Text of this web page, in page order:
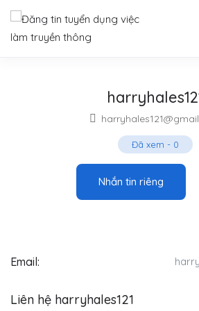
Đã xem - 0
Nhắn tin riêng
Email:
Liên hệ harryhales121